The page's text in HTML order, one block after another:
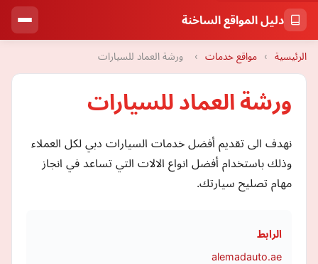
دليل المواقع الساخنة
الرئيسية › مواقع خدمات › ورشة العماد للسيارات
ورشة العماد للسيارات
نهدف الى تقديم أفضل خدمات السيارات دبي لكل العملاء
وذلك باستخدام أفضل انواع الالات التي تساعد في انجاز
مهام تصليح سيارتك.
الرابط
alemadauto.ae